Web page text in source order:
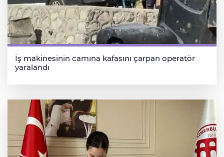
İş makinesinin camına kafasını çarpan operatör
yaralandı